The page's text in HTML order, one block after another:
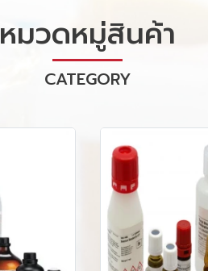
หมวดหมู่สินค้า
CATEGORY